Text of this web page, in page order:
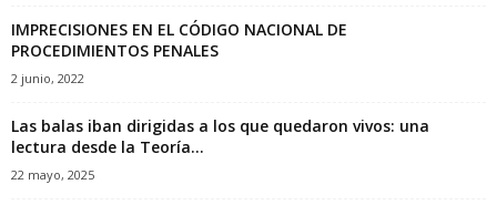
IMPRECISIONES EN EL CÓDIGO NACIONAL DE
PROCEDIMIENTOS PENALES
2 junio, 2022
Las balas iban dirigidas a los que quedaron vivos: una
lectura desde la Teoría...
22 mayo, 2025